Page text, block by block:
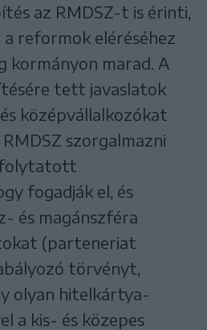
az RMDSZ-t is érinti,
reformok eléréséhez
kormányon marad. A
tett javaslatok
középvállalkozókat
szorgalmazni
folytatott
fogadják el, és
és magánszféra
(parteneriat
törvényt,
olyan hitelkártya-
a kis- és közepes